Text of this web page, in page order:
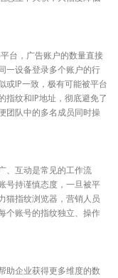
台，广告账户的数量直接
一设备登录多个账户的行
或IP一致，极有可能被平台
指纹和IP地址，彻底避免了
团队中的多名成员同时操
、互动是常见的工作流
号持谨慎态度，一旦被平
猫指纹浏览器，营销人员
个账号的指纹独立、操作
助企业获得更多维度的数